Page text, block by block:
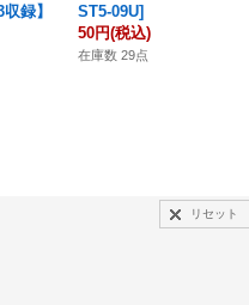
録】
ST5-09U]
50円(税込)
在庫数 29点
リセット